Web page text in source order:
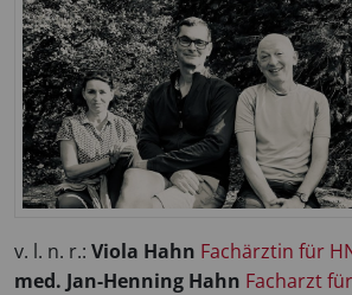
v. l. n. r.: Viola Hahn Fachärztin für
med. Jan-Henning Hahn Facharzt